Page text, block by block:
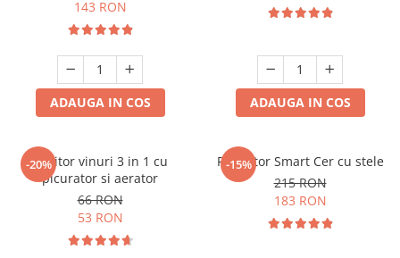
143 RON
ADAUGA IN COS ADAUGA IN COS
-20%
Racitor vinuri 3 in 1 cu
picurator si aerator
66 RON
53 RON
-15%
Proiector Smart Cer cu stele
215 RON
183 RON